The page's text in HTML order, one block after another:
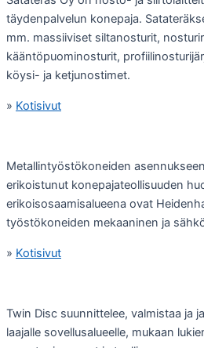
täydenpalvelun konepaja.
mm. massiiviset siltanosturit,
kääntöpuominosturit,
köysi- ja ketjunostimet.
» Kotisivut
Metallintyöstökoneiden
erikoistunut konepajateollisuuden
erikoisosaamisalueena ovat
työstökoneiden mekaaninen ja
» Kotisivut
Twin Disc suunnittelee, valmistaa ja
laajalle sovellusalueelle, mukaan